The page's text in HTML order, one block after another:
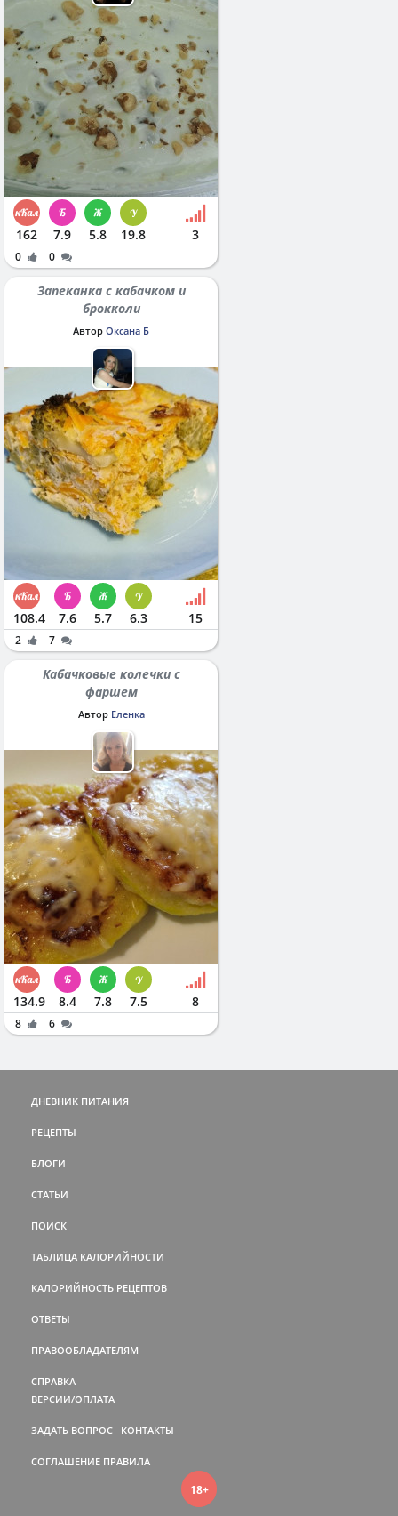
162 7.9 5.8 19.8 3
0 0
Запеканка с кабачком и
брокколи
Автор Оксана Б
108.4 7.6 5.7 6.3 15
2 7
Кабачковые колечки с
фаршем
Автор Еленка
134.9 8.4 7.8 7.5 8
8 6
ДНЕВНИК ПИТАНИЯ
РЕЦЕПТЫ
БЛОГИ
СТАТЬИ
ПОИСК
ТАБЛИЦА КАЛОРИЙНОСТИ
КАЛОРИЙНОСТЬ РЕЦЕПТОВ
ОТВЕТЫ
ПРАВООБЛАДАТЕЛЯМ
СПРАВКА
ВЕРСИИ/ОПЛАТА
ЗАДАТЬ ВОПРОС КОНТАКТЫ
СОГЛАШЕНИЕ ПРАВИЛА
18+